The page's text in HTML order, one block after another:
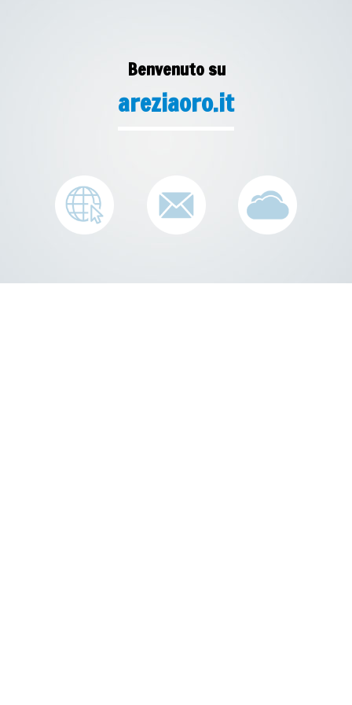
Benvenuto su
areziaoro.it